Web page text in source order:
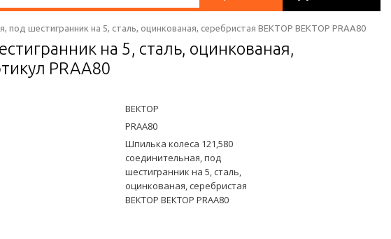
под шестигранник на 5, сталь, оцинкованая, серебристая ВЕКТОР ВЕКТОР PRAA80
на 5, сталь, оцинкованая,
PRAA80
ВЕКТОР
PRAA80
Шпилька колеса 121,580
соединительная, под
шестигранник на 5, сталь,
оцинкованая, серебристая
ВЕКТОР ВЕКТОР PRAA80